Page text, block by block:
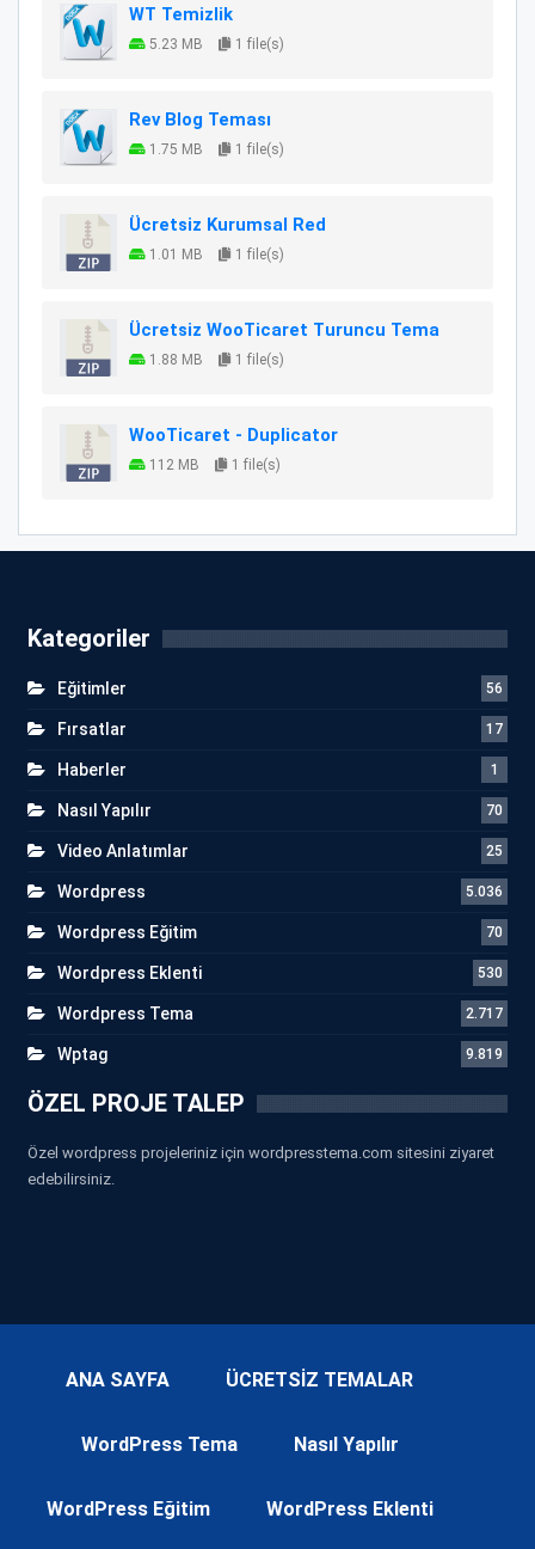
WT Temizlik
5.23 MB 1 file(s)
Rev Blog Teması
1.75 MB 1 file(s)
Ücretsiz Kurumsal Red
1.01 MB 1 file(s)
Ücretsiz WooTicaret Turuncu Tema
1.88 MB 1 file(s)
WooTicaret - Duplicator
112 MB 1 file(s)
Kategoriler
Eğitimler 56
Fırsatlar 17
Haberler 1
Nasıl Yapılır 70
Video Anlatımlar 25
Wordpress 5.036
Wordpress Eğitim 70
Wordpress Eklenti 530
Wordpress Tema 2.717
Wptag 9.819
ÖZEL PROJE TALEP
Özel wordpress projeleriniz için wordpresstema.com sitesini ziyaret
edebilirsiniz.
ANA SAYFA ÜCRETSİZ TEMALAR
WordPress Tema Nasıl Yapılır
WordPress Eğitim WordPress Eklenti